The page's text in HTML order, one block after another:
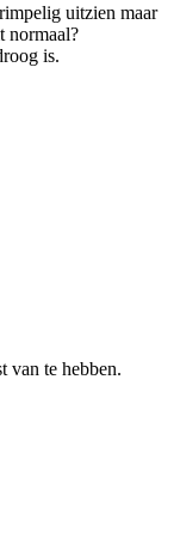
uitzien maar
normaal?
is.
van te hebben.